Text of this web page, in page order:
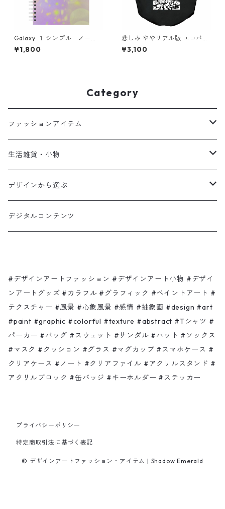
Galaxy １ シンプル ノー
ト simple note
¥1,800
悲しみ ややリアル版 エコバッ
グ eco bag simple
¥3,100
Category
ファッションアイテム
Tシャツ
パーカー
スウェット
バッグ
ハット
ソックス
マスク
生活雑貨・小物
ファブリック
グラス・マグ
クリアケース
ノート
クリアファイル
アクリルスタンド・ブロック
キーホルダー
ステッカー
デザインから選ぶ
Shadow hamburger
ピンク色のゾウさんと赤いリンゴの木
Shadow moon
Bonjour
海 山 木 風
カラフル
好きな人ランキング
デジタルコンテンツ
#デザインアートファッション #デザインアート小物 #デザイ
ンアートグッズ #カラフル #グラフィック #ペイントアート #
テクスチャー #風景 #心象風景 #感情 #抽象画 #design #art
#paint #graphic #colorful #texture #abstract #Tシャツ #
パーカー #バッグ #スウェット #サンダル #ハット #ソックス
#マスク #クッション #グラス #マグカップ #スマホケース #
クリアケース #ノート #クリアファイル #アクリルスタンド #
アクリルブロック #缶バッジ #キーホルダー #ステッカー
プライバシーポリシー
特定商取引法に基づく表記
© デザインアートファッション・アイテム | Shadow Emerald